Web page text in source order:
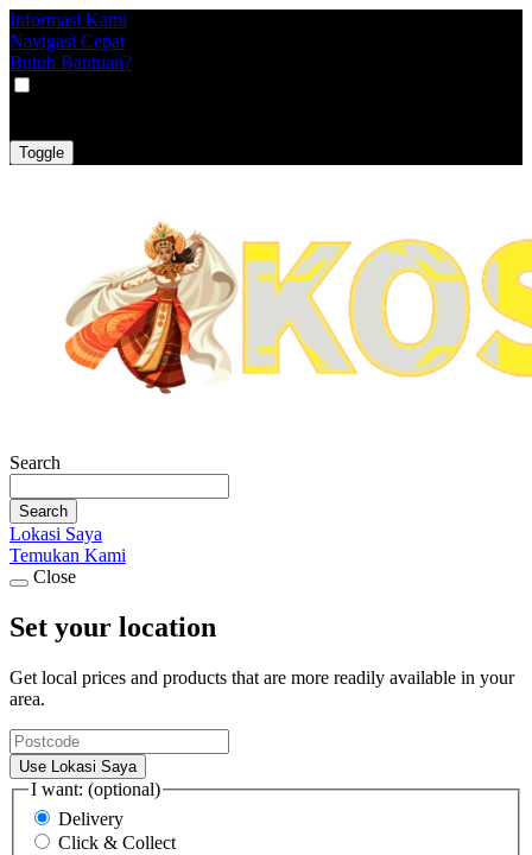
Informasi Kami
Navigasi Cepat
Butuh Bantuan?
Toggle
Search
Search
Lokasi Saya
Temukan Kami
Close
Set your location
Get local prices and products that are more readily available in your
area.
Use Lokasi Saya
I want: (optional)
Delivery
Click & Collect